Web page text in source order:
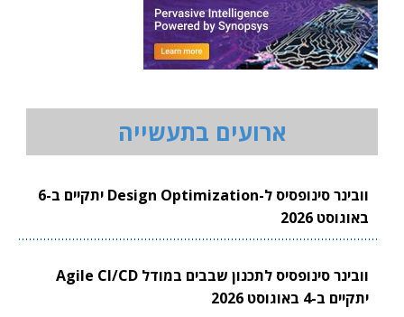
ארועים בתעשייה
וובינר סינופסיס ל-Design Optimization יתקיים ב-6
באוגוסט 2026
וובינר סינופסיס לתכנון שבבים במודל Agile CI/CD
יתקיים ב-4 באוגוסט 2026